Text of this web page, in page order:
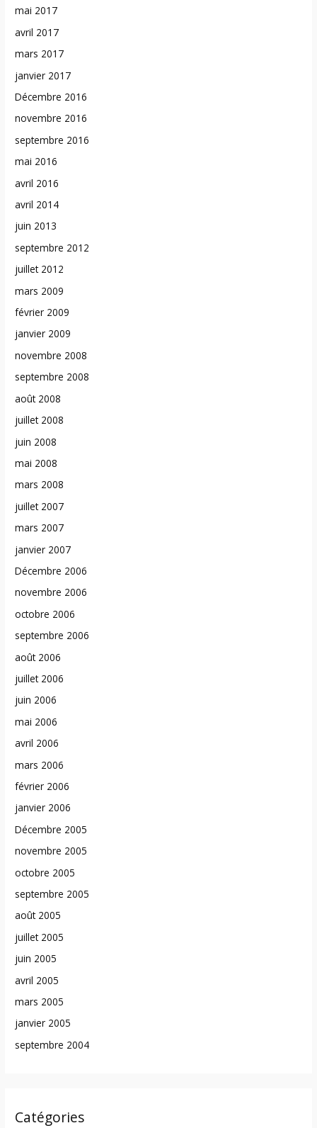
mai 2017
avril 2017
mars 2017
janvier 2017
Décembre 2016
novembre 2016
septembre 2016
mai 2016
avril 2016
avril 2014
juin 2013
septembre 2012
juillet 2012
mars 2009
février 2009
janvier 2009
novembre 2008
septembre 2008
août 2008
juillet 2008
juin 2008
mai 2008
mars 2008
juillet 2007
mars 2007
janvier 2007
Décembre 2006
novembre 2006
octobre 2006
septembre 2006
août 2006
juillet 2006
juin 2006
mai 2006
avril 2006
mars 2006
février 2006
janvier 2006
Décembre 2005
novembre 2005
octobre 2005
septembre 2005
août 2005
juillet 2005
juin 2005
avril 2005
mars 2005
janvier 2005
septembre 2004
Catégories